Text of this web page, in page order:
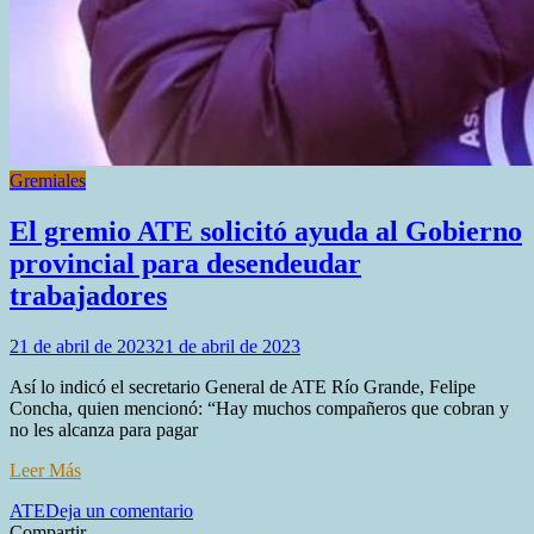
Gremiales
El gremio ATE solicitó ayuda al Gobierno
provincial para desendeudar
trabajadores
21 de abril de 202321 de abril de 2023
Así lo indicó el secretario General de ATE Río Grande, Felipe
Concha, quien mencionó: “Hay muchos compañeros que cobran y
no les alcanza para pagar
Leer Más
ATEDeja un comentarioen